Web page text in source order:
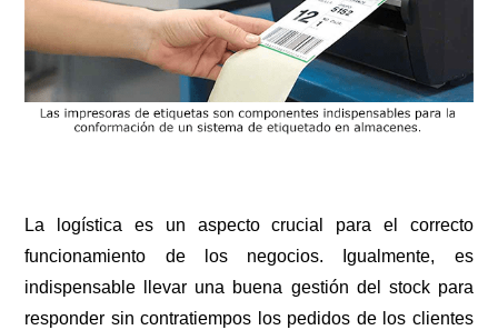
La logística es un aspecto crucial para el correcto
funcionamiento de los negocios. Igualmente, es
indispensable llevar una buena gestión del stock para
responder sin contratiempos los pedidos de los clientes